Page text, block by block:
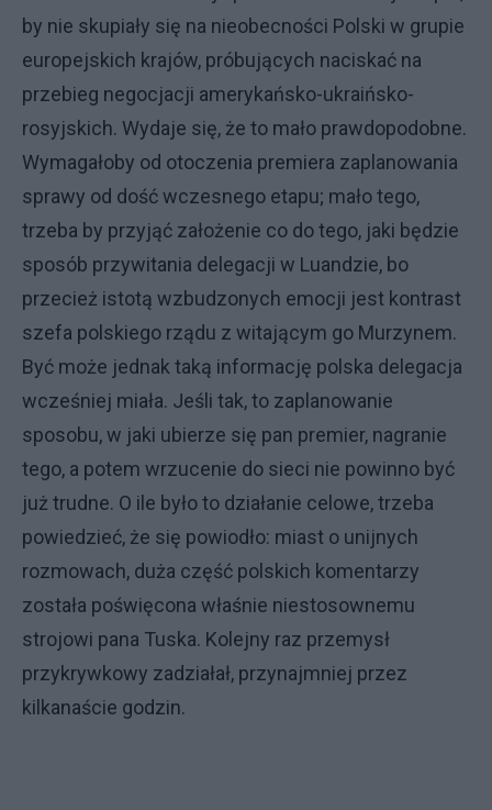
by nie skupiały się na nieobecności Polski w grupie
europejskich krajów, próbujących naciskać na
przebieg negocjacji amerykańsko-ukraińsko-
rosyjskich. Wydaje się, że to mało prawdopodobne.
Wymagałoby od otoczenia premiera zaplanowania
sprawy od dość wczesnego etapu; mało tego,
trzeba by przyjąć założenie co do tego, jaki będzie
sposób przywitania delegacji w Luandzie, bo
przecież istotą wzbudzonych emocji jest kontrast
szefa polskiego rządu z witającym go Murzynem.
Być może jednak taką informację polska delegacja
wcześniej miała. Jeśli tak, to zaplanowanie
sposobu, w jaki ubierze się pan premier, nagranie
tego, a potem wrzucenie do sieci nie powinno być
już trudne. O ile było to działanie celowe, trzeba
powiedzieć, że się powiodło: miast o unijnych
rozmowach, duża część polskich komentarzy
została poświęcona właśnie niestosownemu
strojowi pana Tuska. Kolejny raz przemysł
przykrywkowy zadziałał, przynajmniej przez
kilkanaście godzin.